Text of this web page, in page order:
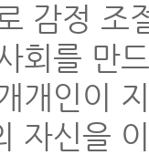
감정 조
회를 만
개인이
자신을